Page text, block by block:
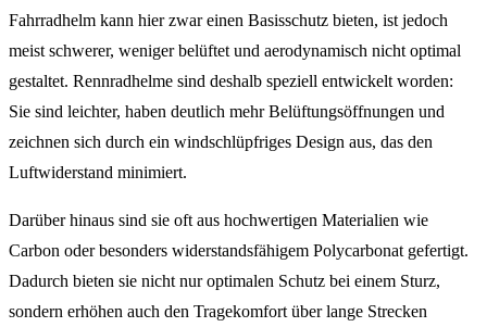
Fahrradhelm kann hier zwar einen Basisschutz bieten, ist jedoch
meist schwerer, weniger belüftet und aerodynamisch nicht optimal
gestaltet. Rennradhelme sind deshalb speziell entwickelt worden:
Sie sind leichter, haben deutlich mehr Belüftungsöffnungen und
zeichnen sich durch ein windschlüpfriges Design aus, das den
Luftwiderstand minimiert.
Darüber hinaus sind sie oft aus hochwertigen Materialien wie
Carbon oder besonders widerstandsfähigem Polycarbonat gefertigt.
Dadurch bieten sie nicht nur optimalen Schutz bei einem Sturz,
sondern erhöhen auch den Tragekomfort über lange Strecken